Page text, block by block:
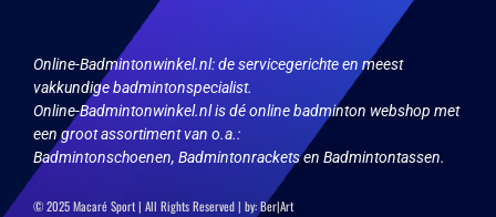
productpagina
productpagina
Online-Badmintonwinkel.nl:de servicegerichte en meest
vakkundige badmintonspecialist.
Online-Badmintonwinkel.nl is dé online badminton webshop met
een groot assortiment van o.a.:
Badmintonschoenen, Badmintonrackets en Badmintontassen.
© 2025 Macaré Sport | All Rights Reserved | by:Ber|Art